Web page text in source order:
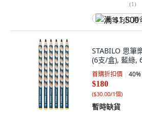
(1)
满 $1,500 再
STABILO 思筆
(6支/盒), 藍綠,
首購折扣價 40%
$180
($30.00/1個)
暫時缺貨